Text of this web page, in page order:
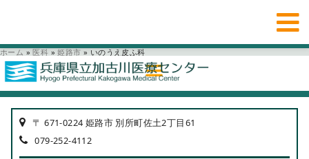
ホーム » 医科 » 姫路市 » いのうえ皮ふ科
〒 671-0224 姫路市 別所町佐土2丁目61
079-252-4112